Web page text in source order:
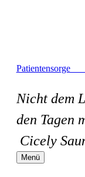
Nicht dem
den Tagen
Cicely
Menü